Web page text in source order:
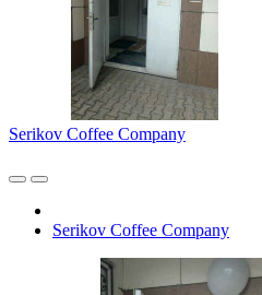
Serikov Coffee Company
Serikov Coffee Company